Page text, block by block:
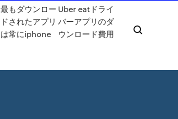
最もダウンロー
ドされたアプリ
は常にiphone
Uber eatドライ
バーアプリのダ
ウンロード費用